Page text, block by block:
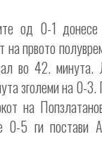
од 0-1
на првото
во 42. минута.
зголеми на 0-3.
на
0-5 ги постави